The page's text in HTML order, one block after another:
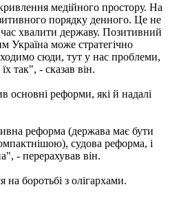
медійного простору. На
порядку денного. Це не
хвалити державу. Позитивний
Україна може стратегічно
сюди, тут у нас проблеми,
так", - сказав він.
основні реформи, які й надалі
реформа (держава має бути
судова реформа, і
- перерахував він.
боротьбі з олігархами.